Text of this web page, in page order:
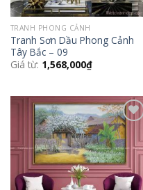
TRANH PHONG CẢNH
Tranh Sơn Dầu Phong Cảnh
Tây Bắc – 09
Giá từ: 1,568,000₫
Add to
Wishlist